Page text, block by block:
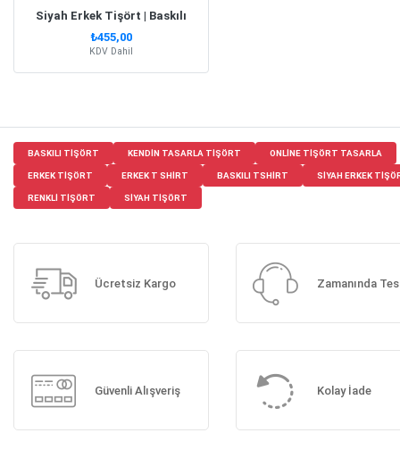
Siyah Erkek Tişört | Baskılı
₺455,00
KDV Dahil
BASKILI TIŞÖRT KENDIN TASARLA TIŞÖRT ONLINE TIŞÖRT TASARLA
ERKEK TIŞÖRT ERKEK T SHIRT BASKILI TSHIRT SIYAH ERKEK
RENKLI TIŞÖRT SIYAH TIŞÖRT
Ücretsiz Kargo Zamanında
Güvenli Alışveriş Kolay İade